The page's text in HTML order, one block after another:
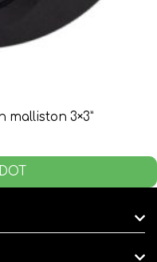
malliston 3×3”